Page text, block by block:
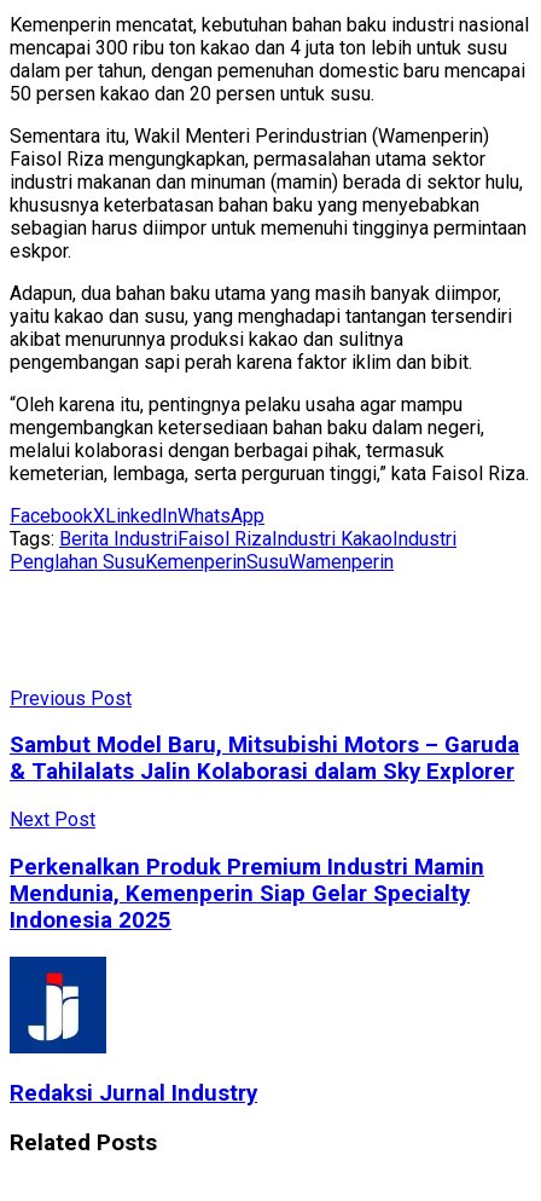
Kemenperin mencatat, kebutuhan bahan baku industri nasional
mencapai 300 ribu ton kakao dan 4 juta ton lebih untuk susu
dalam per tahun, dengan pemenuhan domestic baru mencapai
50 persen kakao dan 20 persen untuk susu.
Sementara itu, Wakil Menteri Perindustrian (Wamenperin)
Faisol Riza mengungkapkan, permasalahan utama sektor
industri makanan dan minuman (mamin) berada di sektor hulu,
khususnya keterbatasan bahan baku yang menyebabkan
sebagian harus diimpor untuk memenuhi tingginya permintaan
eskpor.
Adapun, dua bahan baku utama yang masih banyak diimpor,
yaitu kakao dan susu, yang menghadapi tantangan tersendiri
akibat menurunnya produksi kakao dan sulitnya
pengembangan sapi perah karena faktor iklim dan bibit.
“Oleh karena itu, pentingnya pelaku usaha agar mampu
mengembangkan ketersediaan bahan baku dalam negeri,
melalui kolaborasi dengan berbagai pihak, termasuk
kemeterian, lembaga, serta perguruan tinggi,” kata Faisol Riza.
FacebookXLinkedInWhatsApp
Tags: Berita IndustriFaisol RizaIndustri KakaoIndustri
Penglahan SusuKemenperinSusuWamenperin
Previous Post
Sambut Model Baru, Mitsubishi Motors – Garuda
& Tahilalats Jalin Kolaborasi dalam Sky Explorer
Next Post
Perkenalkan Produk Premium Industri Mamin
Mendunia, Kemenperin Siap Gelar Specialty
Indonesia 2025
Redaksi Jurnal Industry
Related Posts